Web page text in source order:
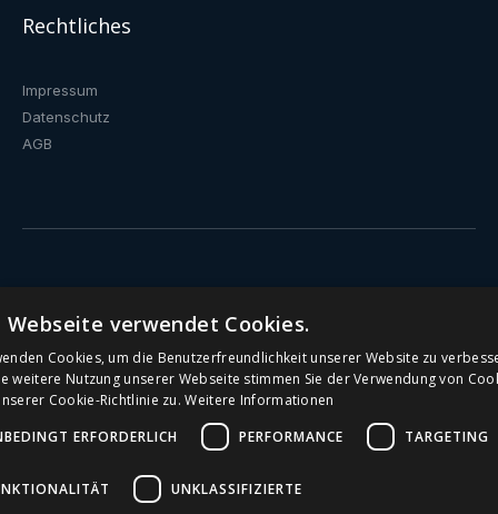
Rechtliches
Impressum
Datenschutz
AGB
Wasserspender mit Festanschluss
Öffentliche Trinkbrunnen
Wasserspender
Wasserspender für's Büro
Webseite verwendet Cookies.
Cookies, um die Benutzerfreundlichkeit unserer Website zu
weitere Nutzung unserer Webseite stimmen Sie der Verwendung von
Cookie-Richtlinie zu. Weitere Informationen
ERFORDERLICH
PERFORMANCE TARGETING
UNKLASSIFIZIERTE